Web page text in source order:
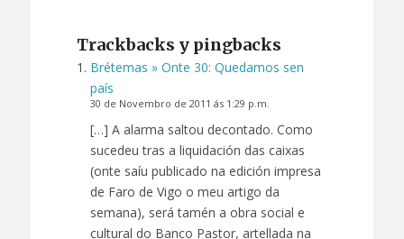
Trackbacks y pingbacks
Brétemas » Onte 30: Quedamos sen
país
30 de Novembro de 2011 ás 1:29 p.m.
[…] A alarma saltou decontado. Como
sucedeu tras a liquidación das caixas
(onte saíu publicado na edición impresa
de Faro de Vigo o meu artigo da
semana), será tamén a obra social e
cultural do Banco Pastor, artellada na